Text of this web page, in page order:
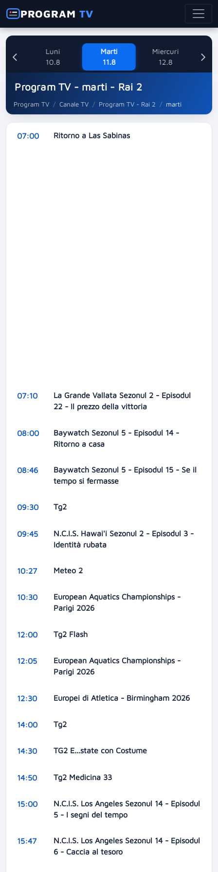
PROGRAMTV
Luni
10.8
Marti
11.8
Miercuri
12.8
Program TV - marti - Rai 2
Program TV Canale TV Program TV - Rai 2 marti
07:00 Ritorno a Las Sabinas
07:10
La Grande Vallata Sezonul 2 - Episodul
22 - Il prezzo della vittoria
08:00
Baywatch Sezonul 5 - Episodul 14 -
Ritorno a casa
08:46
Baywatch Sezonul 5 - Episodul 15 - Se il
tempo si fermasse
09:30 Tg2
09:45
N.C.I.S. Hawai'i Sezonul 2 - Episodul 3 -
Identità rubata
10:27 Meteo 2
10:30
European Aquatics Championships -
Parigi 2026
12:00 Tg2 Flash
12:05
European Aquatics Championships -
Parigi 2026
12:30 Europei di Atletica - Birmingham 2026
14:00 Tg2
14:30 TG2 E...state con Costume
14:50 Tg2 Medicina 33
15:00
N.C.I.S. Los Angeles Sezonul 14 - Episodul
5 - I segni del tempo
15:47
N.C.I.S. Los Angeles Sezonul 14 - Episodul
6 - Caccia al tesoro